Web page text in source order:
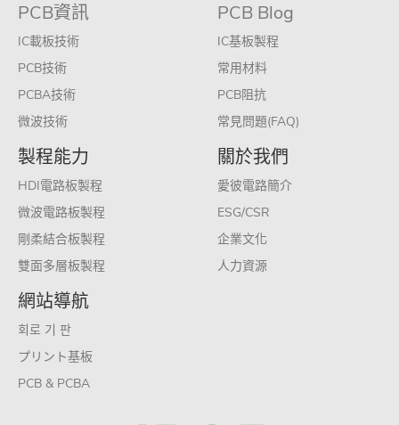
PCB資訊
IC載板技術
PCB技術
PCBA技術
微波技術
PCB Blog
IC基板製程
常用材料
PCB阻抗
常見問題(FAQ)
製程能力
HDI電路板製程
微波電路板製程
剛柔結合板製程
雙面多層板製程
關於我們
愛彼電路簡介
ESG/CSR
企業文化
人力資源
網站導航
회로 기 판
プリント基板
PCB & PCBA